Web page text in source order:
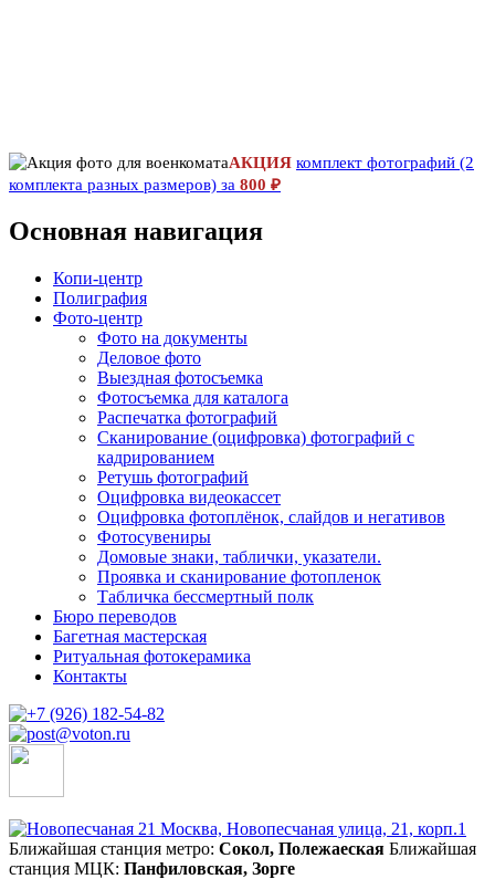
АКЦИЯ комплект фотографий (2
комплекта разных размеров) за 800 ₽
Основная навигация
Копи-центр
Полиграфия
Фото-центр
Фото на документы
Деловое фото
Выездная фотосъемка
Фотосъемка для каталога
Распечатка фотографий
Сканирование (оцифровка) фотографий с
кадрированием
Ретушь фотографий
Оцифровка видеокассет
Оцифровка фотоплёнок, слайдов и негативов
Фотосувениры
Домовые знаки, таблички, указатели.
Проявка и сканирование фотопленок
Табличка бессмертный полк
Бюро переводов
Багетная мастерская
Ритуальная фотокерамика
Контакты
Москва, Новопесчаная улица, 21, корп.1
Ближайшая станция метро: Сокол, Полежаеская Ближайшая
станция МЦК: Панфиловская, Зорге